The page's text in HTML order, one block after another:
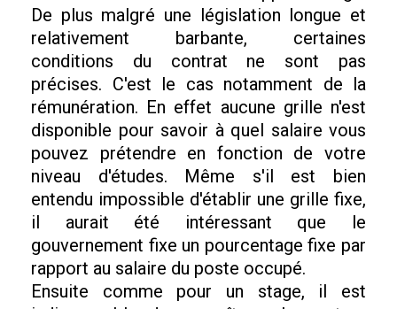
De plus malgré une législation longue et
relativement barbante, certaines
conditions du contrat ne sont pas
précises. C'est le cas notamment de la
rémunération. En effet aucune grille n'est
disponible pour savoir à quel salaire vous
pouvez prétendre en fonction de votre
niveau d'études. Même s'il est bien
entendu impossible d'établir une grille fixe,
il aurait été intéressant que le
gouvernement fixe un pourcentage fixe par
rapport au salaire du poste occupé.
Ensuite comme pour un stage, il est